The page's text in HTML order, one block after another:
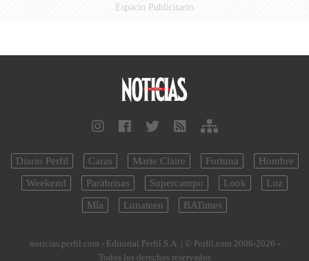
Espacio Publicitario
Diario Perfil Caras Marie Claire Fortuna
Hombre
Weekend
Parabrisas Supercampo Look
Luz
Mía
Lunateen BATimes
noticias.perfil.com - Editorial Perfil S.A. | © Perfil.com 2006-2026 -
Todos los derechos reservados